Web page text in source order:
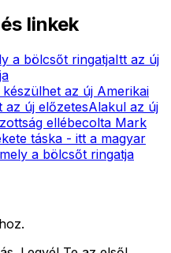
linkek
a bölcsőt ringatjaItt az új
az új Amerikai
az új előzetesAlakul az új
ellébecolta Mark
táska - itt a magyar
a bölcsőt ringatja